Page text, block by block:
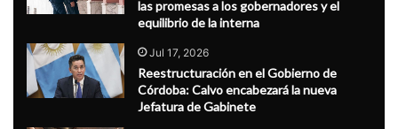
las promesas a los gobernadores y el
equilibrio de la interna
Jul 17, 2026
Reestructuración en el Gobierno de
Córdoba: Calvo encabezará la nueva
Jefatura de Gabinete